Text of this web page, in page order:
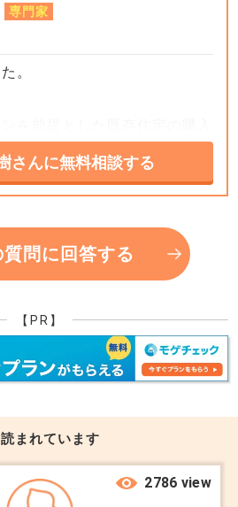
。でも諦める前に比較してみ
になる可能性は正直ありま
件＋リノベの合計額」と「同
を比べることです。
、まだ十分メリットがあるか
願いしたいこと。
決めて、その範囲でできるこ
らってください。
らむ」が一番つらいパターン
ません。
専門家
。
を前提とした既存住宅の購入
材の枯渇と人件費や部材価格
の3つが同時に作用している
悩みを抱えている方は多いの
「総額をどこまでコントロー
です。概算見積もりでは精度
ンやユニットバス・トイレな
納期を確認する。さらには、
を伴い現地確認できれば見積
誤差も少なくなるでしょう。
さんに無料相談する
質問に回答する
【PR】
まれています
2786 view